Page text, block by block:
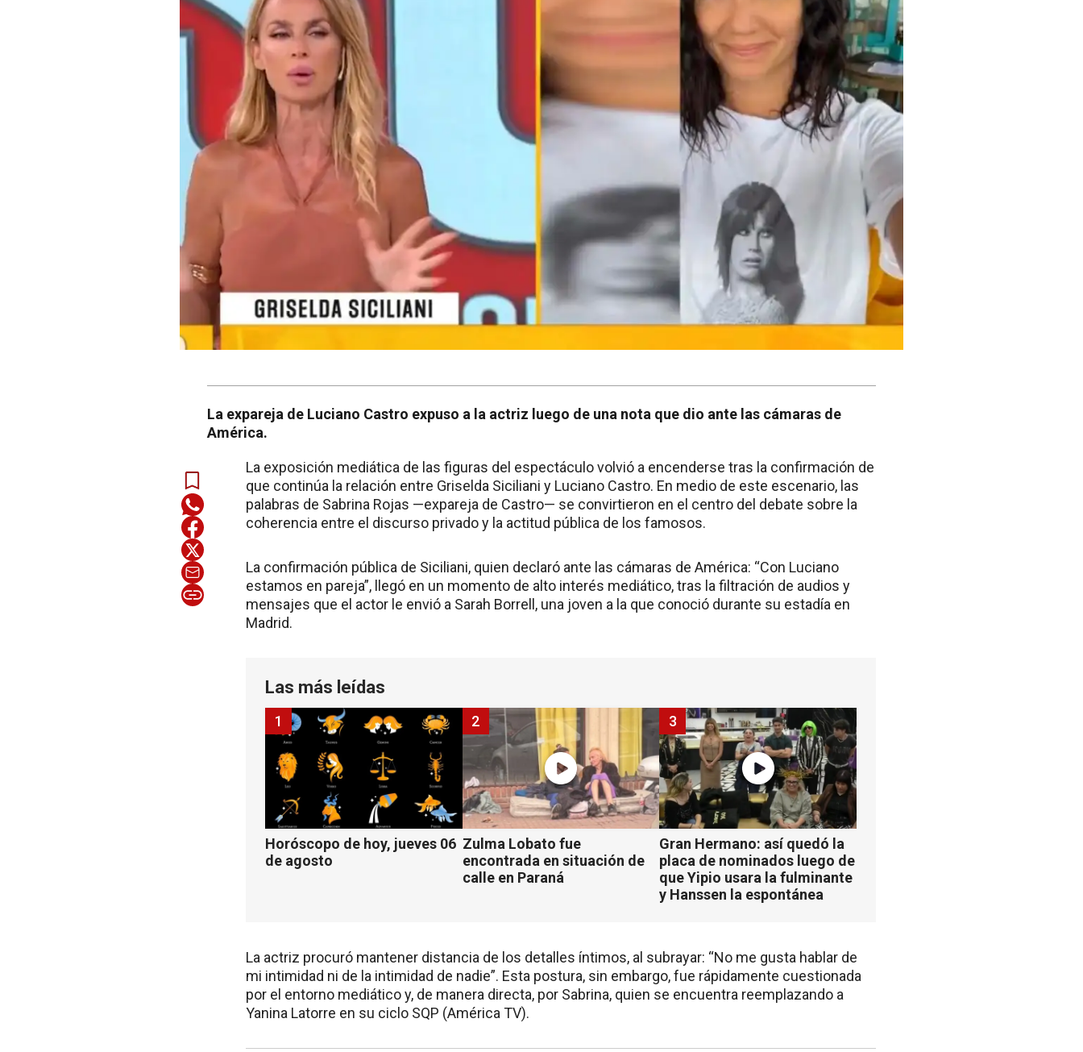
La expareja de Luciano Castro expuso a la actriz luego de una nota que dio ante las cámaras de
América.
La exposición mediática de las figuras del espectáculo volvió a encenderse tras la confirmación de
que continúa la relación entre Griselda Siciliani y Luciano Castro. En medio de este escenario, las
palabras de Sabrina Rojas —expareja de Castro— se convirtieron en el centro del debate sobre la
coherencia entre el discurso privado y la actitud pública de los famosos.
La confirmación pública de Siciliani, quien declaró ante las cámaras de América: “Con Luciano
estamos en pareja”, llegó en un momento de alto interés mediático, tras la filtración de audios y
mensajes que el actor le envió a Sarah Borrell, una joven a la que conoció durante su estadía en
Madrid.
Las más leídas
Horóscopo de hoy, jueves 06
de agosto
1
Zulma Lobato fue
encontrada en situación de
calle en Paraná
2
Gran Hermano: así quedó la
placa de nominados luego de
que Yipio usara la fulminante
y Hanssen la espontánea
3
La actriz procuró mantener distancia de los detalles íntimos, al subrayar: “No me gusta hablar de
mi intimidad ni de la intimidad de nadie”. Esta postura, sin embargo, fue rápidamente cuestionada
por el entorno mediático y, de manera directa, por Sabrina, quien se encuentra reemplazando a
Yanina Latorre en su ciclo SQP (América TV).